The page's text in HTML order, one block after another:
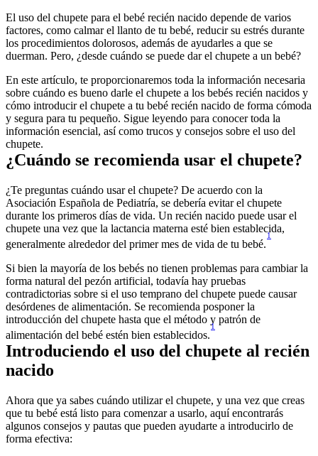
El uso del chupete para el bebé recién nacido depende de varios
factores, como calmar el llanto de tu bebé, reducir su estrés durante
los procedimientos dolorosos, además de ayudarles a que se
duerman. Pero, ¿desde cuándo se puede dar el chupete a un bebé?
En este artículo, te proporcionaremos toda la información necesaria
sobre cuándo es bueno darle el chupete a los bebés recién nacidos y
cómo introducir el chupete a tu bebé recién nacido de forma cómoda
y segura para tu pequeño. Sigue leyendo para conocer toda la
información esencial, así como trucos y consejos sobre el uso del
chupete.
¿Cuándo se recomienda usar el chupete?
¿Te preguntas cuándo usar el chupete? De acuerdo con la
Asociación Española de Pediatría, se debería evitar el chupete
durante los primeros días de vida. Un recién nacido puede usar el
chupete una vez que la lactancia materna esté bien establecida,
generalmente alrededor del primer mes de vida de tu bebé.
1
Si bien la mayoría de los bebés no tienen problemas para cambiar la
forma natural del pezón artificial, todavía hay pruebas
contradictorias sobre si el uso temprano del chupete puede causar
desórdenes de alimentación. Se recomienda posponer la
introducción del chupete hasta que el método y patrón de
alimentación del bebé estén bien establecidos.
1
Introduciendo el uso del chupete al recién
nacido
Ahora que ya sabes cuándo utilizar el chupete, y una vez que creas
que tu bebé está listo para comenzar a usarlo, aquí encontrarás
algunos consejos y pautas que pueden ayudarte a introducirlo de
forma efectiva: